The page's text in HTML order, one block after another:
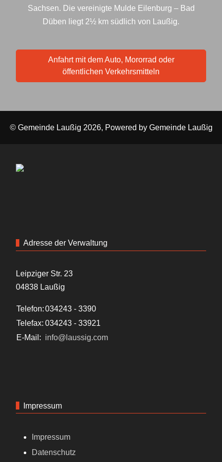
Sachsen. Die vereinigte Mulde Eilenburg – Bad
Düben liegt 2½ km südlich von Laußig.
Anfahrt mit dem Auto, Mororrad oder
öffentlichen Verkehrsmitteln
© Gemeinde Laußig 2026, Powered by Gemeinde Laußig
Adresse der Verwaltung
Leipziger Str. 23
04838 Laußig
Telefon:034243 - 3390
Telefax: 034243 - 33921
E-Mail: info@laussig.com
Impressum
Impressum
Datenschutz